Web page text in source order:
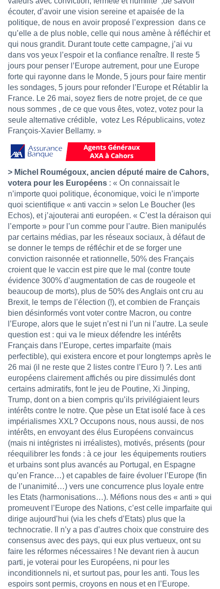
écouter, d’avoir une vision sereine et apaisée de la
politique, de nous en avoir proposé l’expression dans ce
qu’elle a de plus noble, celle qui nous amène à réfléchir et
qui nous grandit. Durant toute cette campagne, j’ai vu
dans vos yeux l’espoir et la confiance renaître. Il reste 5
jours pour penser l’Europe autrement, pour une Europe
forte qui rayonne dans le Monde, 5 jours pour faire mentir
les sondages, 5 jours pour refonder l’Europe et Rétablir la
France. Le 26 mai, soyez fiers de notre projet, de ce que
nous sommes , de ce que vous êtes, votez, votez pour la
seule alternative crédible, votez Les Républicains, votez
François-Xavier Bellamy. »
> Michel Roumégoux, ancien député maire de Cahors,
votera pour les Européens : « On connaissait le
n’importe quoi politique, économique, voici le n’importe
quoi scientifique « anti vaccin » selon Le Boucher (les
Echos), et j’ajouterai anti européen. « C’est la déraison qui
l’emporte » pour l’un comme pour l’autre. Bien manipulés
par certains médias, par les réseaux sociaux, à défaut de
se donner le temps de réfléchir et de se forger une
conviction raisonnée et rationnelle, 50% des Français
croient que le vaccin est pire que le mal (contre toute
évidence 300% d’augmentation de cas de rougeole et
beaucoup de morts), plus de 50% des Anglais ont cru au
Brexit, le temps de l’élection (!), et combien de Français
bien désinformés vont voter contre Macron, ou contre
l’Europe, alors que le sujet n’est ni l’un ni l’autre. La seule
question est : qui va le mieux défendre les intérêts
Français dans l’Europe, certes imparfaite (mais
perfectible), qui existera encore et pour longtemps après le
26 mai (il ne reste que 2 listes contre l’Euro !) ?. Les anti
européens clairement affichés ou pire dissimulés dont
certains admiratifs, font le jeu de Poutine, Xi Jinping,
Trump, dont on a bien compris qu’ils privilégiaient leurs
intérêts contre le notre. Que pèse un Etat isolé face à ces
impérialismes XXL? Occupons nous, nous aussi, de nos
intérêts, en envoyant des élus Européens convaincus
(mais ni intégristes ni irréalistes), motivés, présents (pour
réequilibrer les fonds : à ce jour
les équipements routiers
et urbains sont plus avancés au Portugal, en Espagne
qu’en France…) et capables de faire évoluer l’Europe (fin
de l’unanimité…) vers une concurrence plus loyale entre
les Etats (harmonisations…). Méfions nous des « anti » qui
promeuvent l’Europe des Nations, c’est celle imparfaite qui
dirige aujourd’hui (via les chefs d’Etats) plus que la
technocratie. Il n’y a pas d’autres choix que construire des
consensus avec des pays, qui eux plus vertueux, ont su
faire les réformes nécessaires ! Ne devant rien à aucun
parti, je voterai pour les Européens, ni pour les
inconditionnels ni, et surtout pas, pour les anti. Tous les
espoirs sont permis, croyons en nous et en l’Europe.